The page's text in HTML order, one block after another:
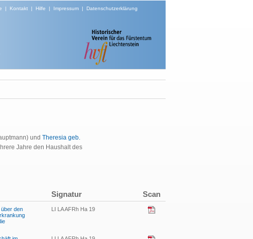
| Kontakt| Hilfe | Impressum| Datenschutzerklärung
und Theresia geb.
Jahre den Haushalt des
Signatur Scan
den
LI LA AFRh Ha 19